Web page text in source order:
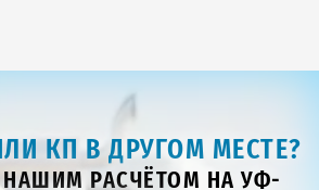
КП В ДРУГОМ МЕСТЕ?
НАШИМ РАСЧЁТОМ НА УФ-